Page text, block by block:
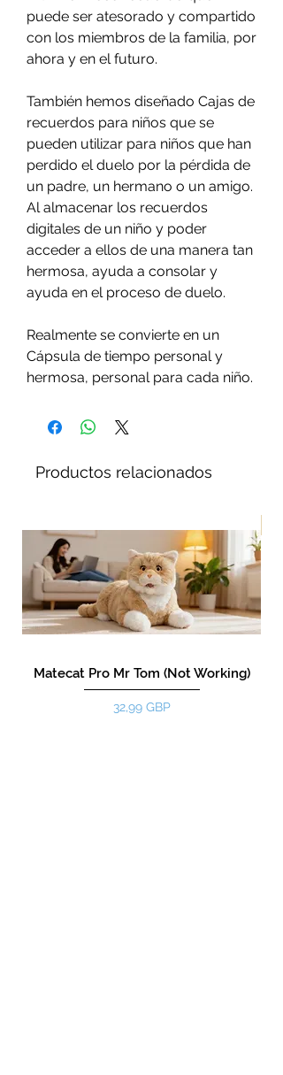
puede ser atesorado y compartido
con los miembros de la familia, por
ahora y en el futuro.
También hemos diseñado Cajas de
recuerdos para niños que se
pueden utilizar para niños que han
perdido el duelo por la pérdida de
un padre, un hermano o un amigo.
Al almacenar los recuerdos
digitales de un niño y poder
acceder a ellos de una manera tan
hermosa, ayuda a consolar y
ayuda en el proceso de duelo.
Realmente se convierte en un
Cápsula de tiempo personal y
hermosa, personal para cada niño.
Productos relacionados
Matecat Pro Mr Tom (Not Working)
Precio
32,99 GBP